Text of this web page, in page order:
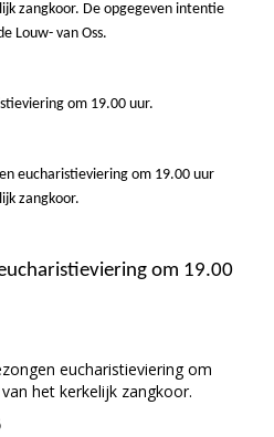
zangkoor. De opgegeven intentie
Louw- van Oss.
om 19.00 uur.
eucharistieviering om 19.00 uur
zangkoor.
om 19.00
eucharistieviering om
het kerkelijk zangkoor.